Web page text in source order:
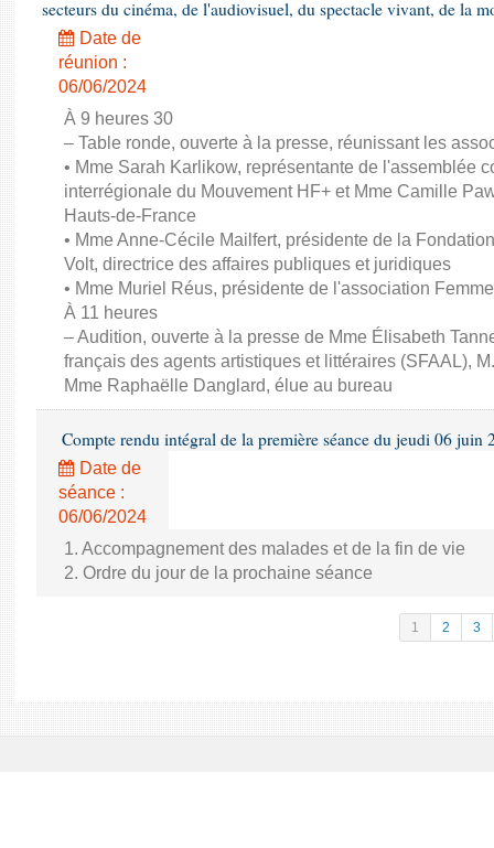
secteurs du cinéma, de l'audiovisuel, du spectacle vivant, de la
Date de
réunion :
06/06/2024
À 9 heures 30
– Table ronde, ouverte à la presse, réunissant les
• Mme Sarah Karlikow, représentante de l'assemblée
interrégionale du Mouvement HF+ et Mme Camille
Hauts-de-France
• Mme Anne-Cécile Mailfert, présidente de la
Volt, directrice des affaires publiques et juridiques
• Mme Muriel Réus, présidente de l'association
À 11 heures
– Audition, ouverte à la presse de Mme Élisabeth
français des agents artistiques et littéraires (SFAAL),
Mme Raphaëlle Danglard, élue au bureau
Compte rendu intégral de la première séance du jeudi 06 juin
Date de
séance :
06/06/2024
1. Accompagnement des malades et de la fin de vie
2. Ordre du jour de la prochaine séance
1 2 3